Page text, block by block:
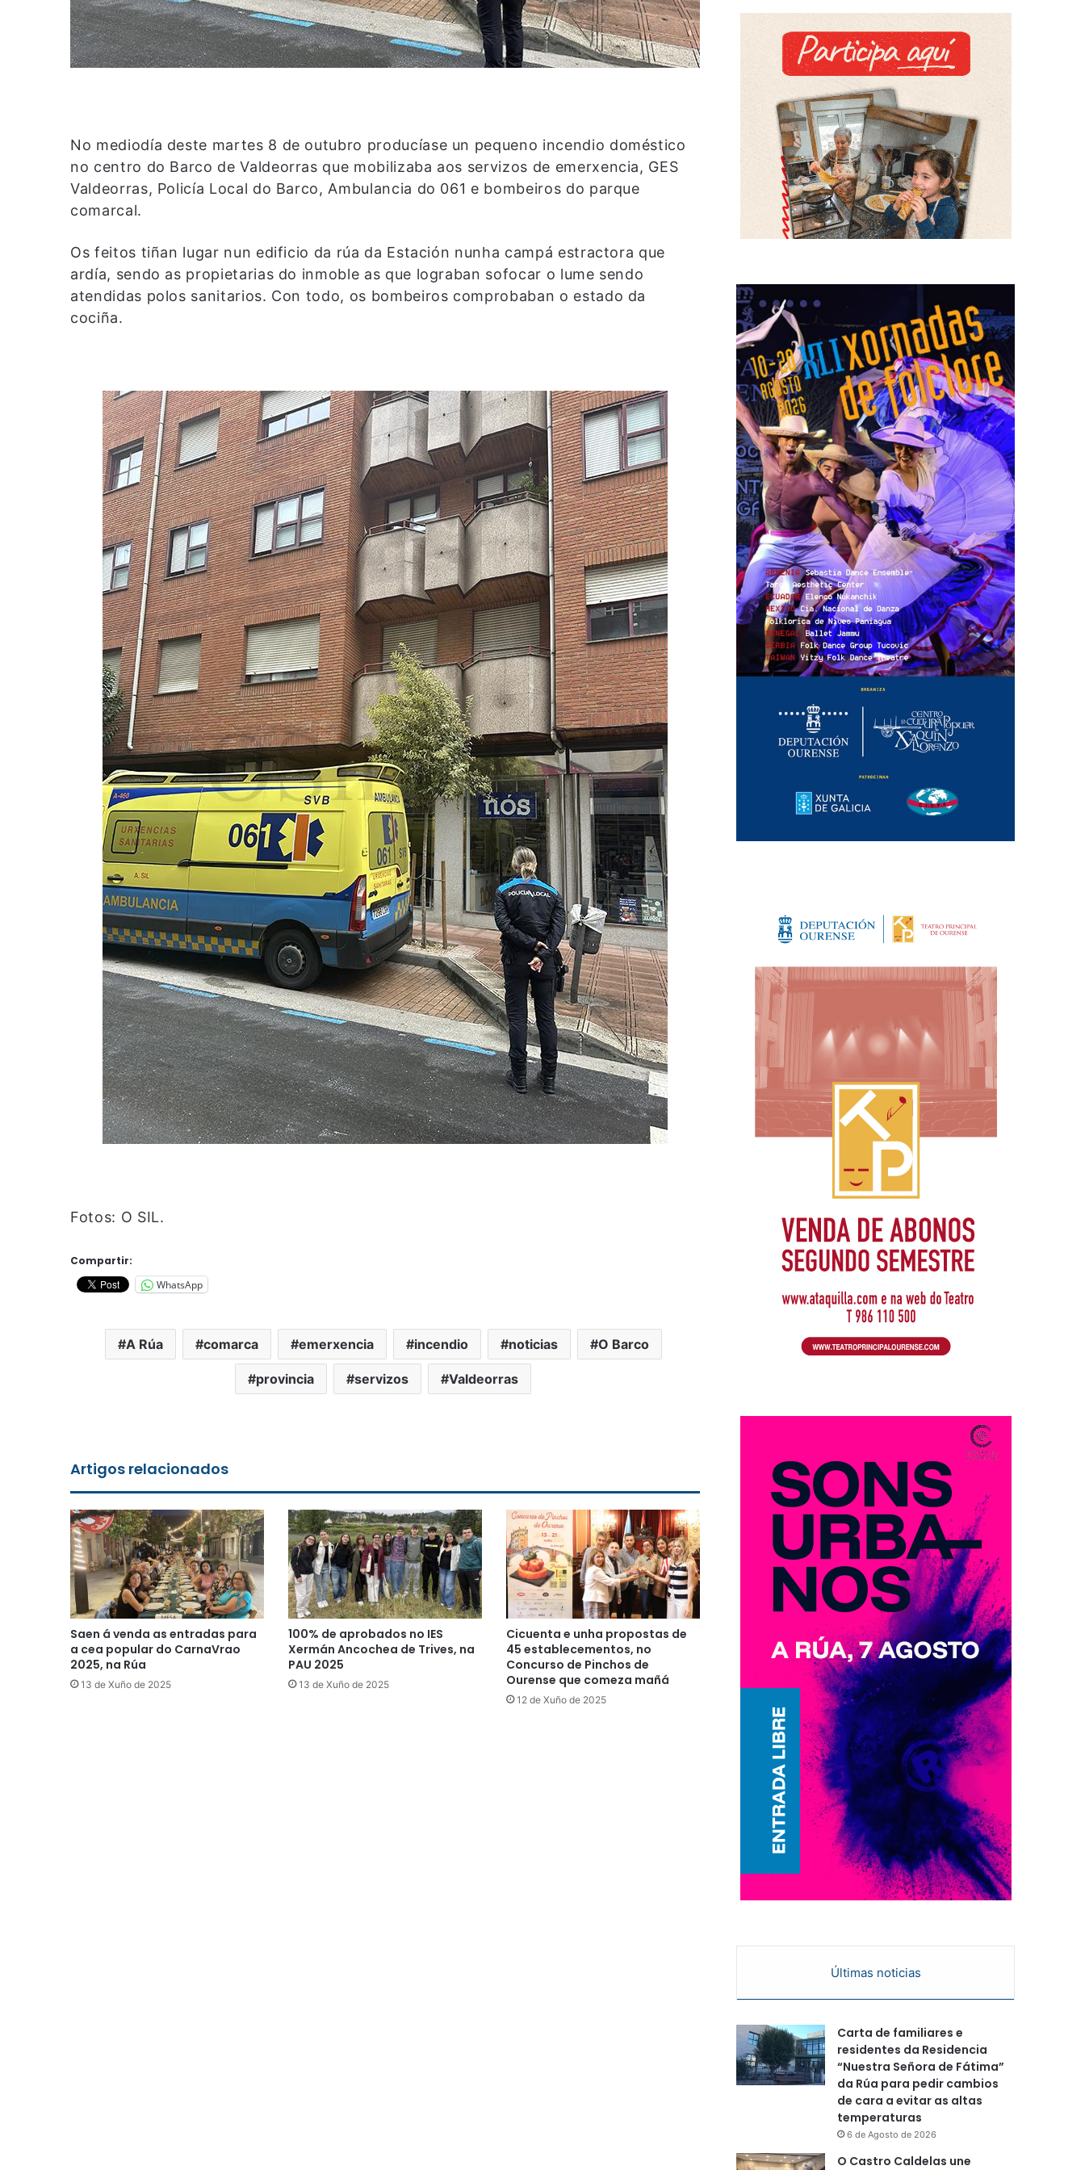
No mediodía deste martes 8 de outubro producíase un pequeno incendio doméstico
no centro do Barco de Valdeorras que mobilizaba aos servizos de emerxencia, GES
Valdeorras, Policía Local do Barco, Ambulancia do 061 e bombeiros do parque
comarcal.
Os feitos tiñan lugar nun edificio da rúa da Estación nunha campá estractora que
ardía, sendo as propietarias do inmoble as que lograban sofocar o lume sendo
atendidas polos sanitarios. Con todo, os bombeiros comprobaban o estado da
cociña.
Fotos: O SIL.
Compartir:
WhatsApp
A Rúa comarca emerxencia incendio noticias O Barco
provincia servizos Valdeorras
Artigos relacionados
Saen á venda as entradas para
a cea popular do CarnaVrao
2025, na Rúa
13 de Xuño de 2025
100% de aprobados no IES
Xermán Ancochea de Trives, na
PAU 2025
13 de Xuño de 2025
Cicuenta e unha propostas de
45 establecementos, no
Concurso de Pinchos de
Ourense que comeza mañá
12 de Xuño de 2025
Últimas noticias
Carta de familiares e
residentes da Residencia
“Nuestra Señora de Fátima”
da Rúa para pedir cambios
de cara a evitar as altas
temperaturas
6 de Agosto de 2026
O Castro Caldelas une